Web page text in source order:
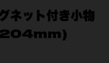
ット付き小物